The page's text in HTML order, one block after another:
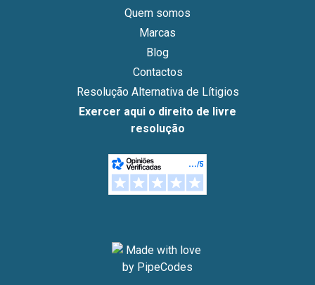
Quem somos
Marcas
Blog
Contactos
Resolução Alternativa de Lítigios
Exercer aqui o direito de livre
resolução